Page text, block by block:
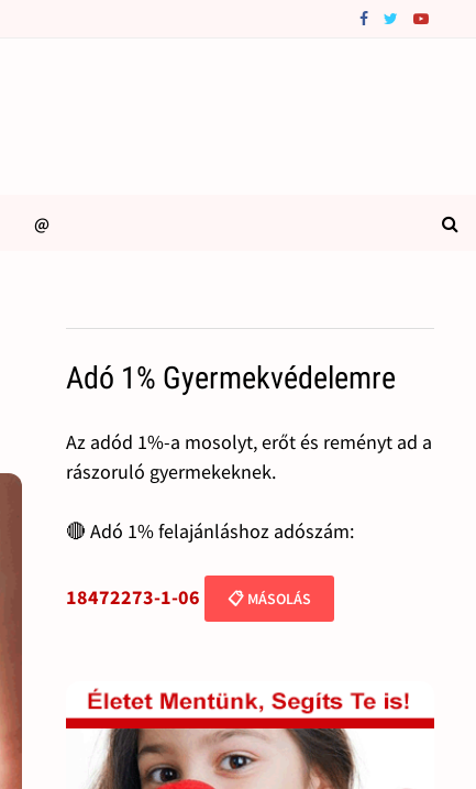
@
Adó 1% Gyermekvédelemre
Az adód 1%-a mosolyt, erőt és reményt ad a
rászoruló gyermekeknek.
🔴 Adó 1% felajánláshoz adószám:
18472273-1-06 📋 MÁSOLÁS